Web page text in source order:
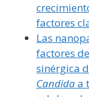
factores
Las
factores
sinérgica
Candidaa